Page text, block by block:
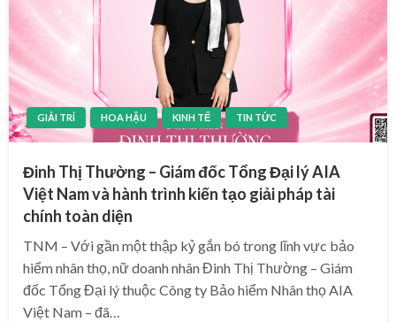
GIẢI TRÍ HOA HẬU KINH TẾ TIN TỨC
Đinh Thị Thường – Giám đốc Tổng Đại lý AIA
Việt Nam và hành trình kiến tạo giải pháp tài
chính toàn diện
TNM – Với gần một thập kỷ gắn bó trong lĩnh vực bảo
hiểm nhân thọ, nữ doanh nhân Đinh Thị Thường – Giám
đốc Tổng Đại lý thuộc Công ty Bảo hiểm Nhân thọ AIA
Việt Nam – đã…